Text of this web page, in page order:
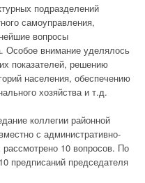
подразделений
самоуправления,
вопросы
Особое внимание уделялось
показателей, решению
населения, обеспечению
хозяйства и т.д.
коллегии районной
с административно-
10 вопросов. По
предписаний председателя